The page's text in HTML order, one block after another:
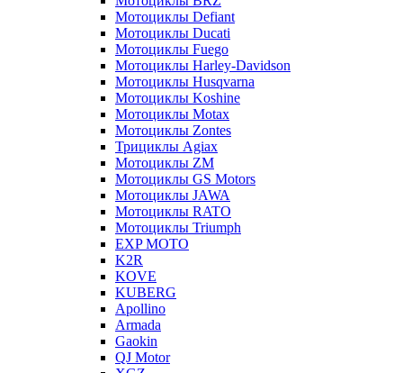
Мотоциклы Defiant
Мотоциклы Ducati
Мотоциклы Fuego
Мотоциклы Harley-Davidson
Мотоциклы Husqvarna
Мотоциклы Koshine
Мотоциклы Motax
Мотоциклы Zontes
Трициклы Agiax
Мотоциклы ZM
Мотоциклы GS Motors
Мотоциклы JAWA
Мотоциклы RATO
Мотоциклы Triumph
EXP MOTO
K2R
KOVE
KUBERG
Apollino
Armada
Gaokin
QJ Motor